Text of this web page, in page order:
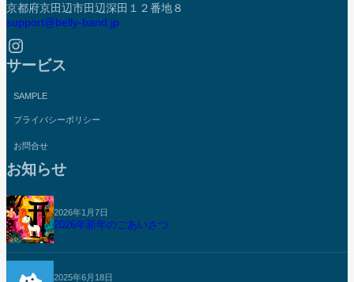
京都府京田辺市田辺深田１２番地８
support@belly-band.jp
Instagram
サービス
SAMPLE
プライバシーポリシー
お問合せ
お知らせ
2026年1月7日
2026年新年のごあいさつ
2025年6月18日